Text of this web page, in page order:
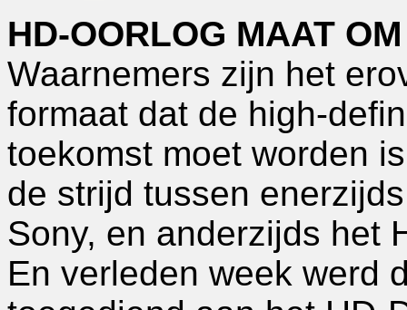
HD-OORLOG MAAT
Waarnemers zijn het
formaat dat de high-
toekomst moet worden
de strijd tussen
Sony, en anderzijds het
En verleden week werd